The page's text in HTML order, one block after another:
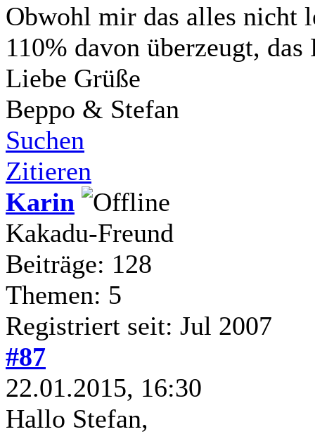
Obwohl mir das alles nicht
110% davon überzeugt,
Liebe Grüße
Beppo & Stefan
Suchen
Zitieren
Karin
Kakadu-Freund
Beiträge: 128
Themen: 5
Registriert seit: Jul 2007
#87
22.01.2015, 16:30
Hallo Stefan,